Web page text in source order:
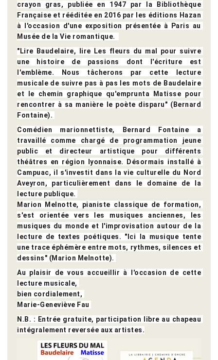
crayon gras, publiée en 1947 par la Bibliothèque
Française et rééditée en 2016 par les éditions Hazan
à l'occasion d'une exposition présentée à Paris au
Musée de la Vie romantique.
"Lire Baudelaire, lire Les fleurs du mal pour suivre
une histoire de passions dont l'écriture est
l'emblème. Nous tâcherons par cette lecture
musicale de suivre pas à pas les mots de Baudelaire
et le chemin graphique qu'emprunta Matisse pour
rencontrer à sa manière le poète disparu" (Bernard
Fontaine).
Comédien marionnettiste, Bernard Fontaine a
travaillé comme chargé de programmation jeune
public et directeur artistique pour différents
théâtres en région lyonnaise. Désormais installé à
Campuac, il s'investit dans la vie culturelle du Nord
Aveyron, particulièrement dans le domaine de la
lecture publique.
Marion Melnotte, pianiste classique de formation,
s'est orientée vers les musiques anciennes, les
musiques du monde et l'improvisation autour de la
lecture de textes poétiques. "Ici la musique tente
une trace éphémère entre mots, rythmes, silences et
dessins" (Marion Melnotte).
Au plaisir de vous accueillir à l'occasion de cette
lecture musicale,
bien cordialement,
Marie-Geneviève Fau
N.B. : Entrée gratuite, participation libre au chapeau
intégralement reversée aux artistes.